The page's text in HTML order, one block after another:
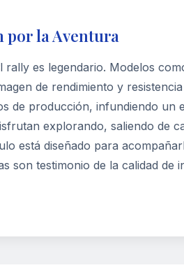
por la Aventura
rally es legendario. Modelos
de rendimiento y
de producción, infundiendo un
explorando, saliendo de
está diseñado para
son testimonio de la calidad de